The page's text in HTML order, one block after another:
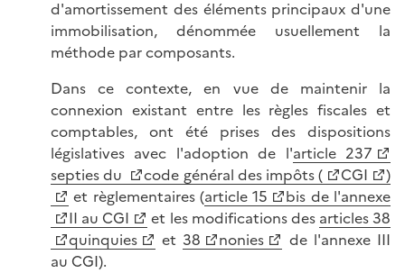
d'amortissement des éléments principaux d'une
immobilisation, dénommée usuellement la
méthode par composants.
Dans ce contexte, en vue de maintenir la
connexion existant entre les règles fiscales et
comptables, ont été prises des dispositions
législatives avec l'adoption de l'article 237
septies du
code général des impôts ( CGI
)
et règlementaires (article 15
bis de l'annexe
II au CGI
et les modifications des articles 38
quinquies
et 38 nonies
de l'annexe III
au CGI).